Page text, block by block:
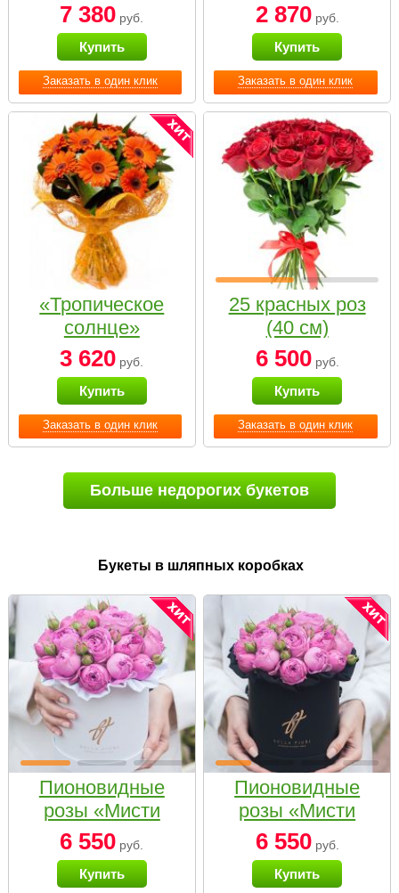
Заказать в один клик
7 380 руб.
Купить
Заказать в один клик
2 870руб.
Купить
Заказать в один клик
«Тропическое
солнце»
3 620 руб.
Купить
Заказать в один клик
25 красных роз
(40 см)
6 500руб.
Купить
Больше недорогих букетов
Букеты в шляпных коробках
Пионовидные
розы «Мисти
бабблс» в белой
коробке Small
6 550 руб.
Купить
Пионовидные
розы «Мисти
бабблс» в
черной коробке
Small
6 550руб.
Купить